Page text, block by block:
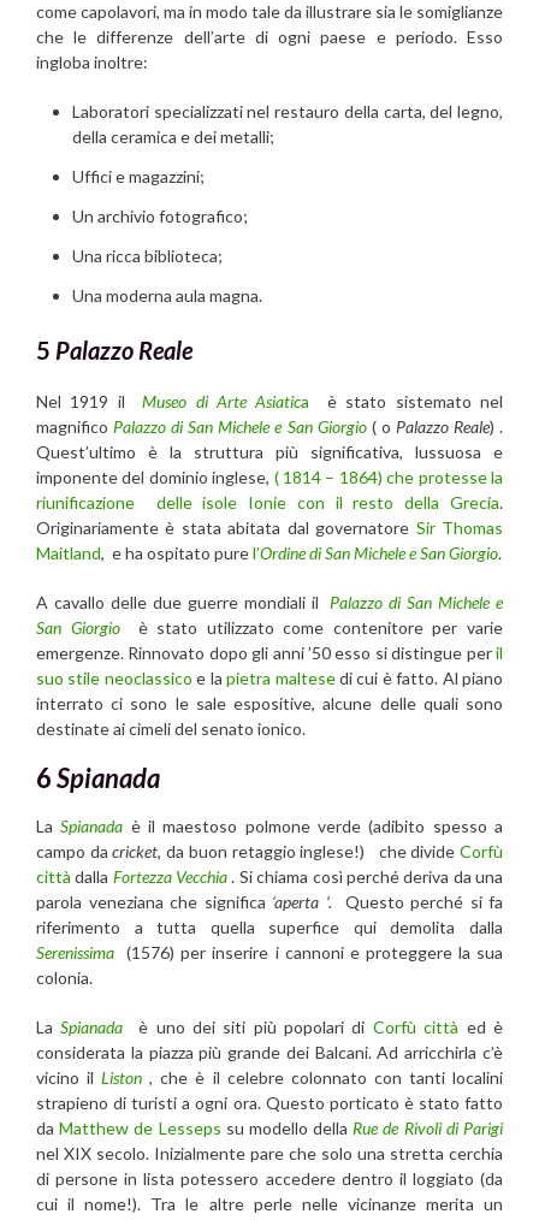
come capolavori, ma in modo tale da illustrare sia le somiglianze
che le differenze dell’arte di ogni paese e periodo. Esso
ingloba inoltre:
Laboratori specializzati nel restauro della carta, del legno,
della ceramica e dei metalli;
Uffici e magazzini;
Un archivio fotografico;
Una ricca biblioteca;
Una moderna aula magna.
5 Palazzo Reale
Nel 1919 ilMuseo di Arte Asiatica è stato sistemato nel
magnifico Palazzo di San Michele e San Giorgio( o Palazzo Reale) .
Quest’ultimo è la struttura più significativa, lussuosa e
imponente del dominio inglese, ( 1814 – 1864) che protesse la
riunificazione delle isole Ionie con il resto della Grecia.
Originariamente è stata abitata dal governatore Sir Thomas
Maitland, e ha ospitato purel’Ordine di San Michele e San Giorgio.
A cavallo delle due guerre mondiali il Palazzo di San Michele e
San Giorgio
è stato utilizzato come contenitore per varie
emergenze. Rinnovato dopo gli anni ’50 esso si distingue peril
suo stile neoclassico e lapietra maltesedi cui è fatto. Al piano
interrato ci sono le sale espositive, alcune delle quali sono
destinate ai cimeli del senato ionico.
6Spianada
LaSpianada è il maestoso polmone verde (adibito spesso a
campo dacricket, da buon retaggio inglese!) che divideCorfù
città dalla Fortezza Vecchia. Si chiama così perché deriva da una
parola veneziana che significa ‘aperta ‘. Questo perché si fa
riferimento a tutta quella superfice qui demolita dalla
Serenissima (1576) per inserire i cannoni e proteggere la sua
colonia.
LaSpianada è uno dei siti più popolari di Corfù città ed è
considerata la piazza più grande dei Balcani. Ad arricchirla c’è
vicino ilListon , che è il celebre colonnato con tanti localini
strapieno di turisti a ogni ora. Questo porticato è stato fatto
daMatthew de Lesseps su modello della Rue de Rivoli di Parigi
nel XIX secolo. Inizialmente pare che solo una stretta cerchia
di persone in lista potessero accedere dentro il loggiato (da
cui il nome!). Tra le altre perle nelle vicinanze merita un